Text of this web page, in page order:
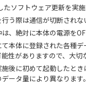
たソフトウェア更新を実
う際は通信が切断され
、絶対に本体の電源を
本体に登録された各種
性がありますので、大
後に初めて起動したと
ータ量により異なりま